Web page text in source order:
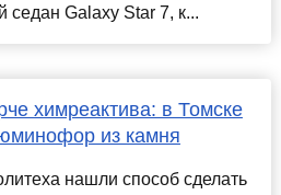
Galaxy Star 7, к...
химреактива: в Томске
из камня
нашли способ сделать